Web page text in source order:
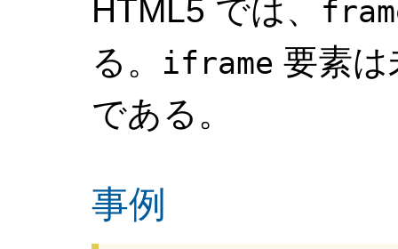
HTML5 では、
る。 iframe 要素は
である。
事例